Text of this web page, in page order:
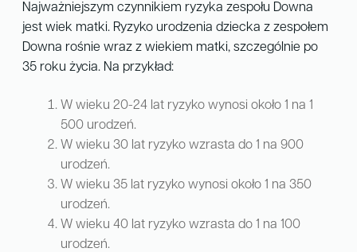
Najważniejszym czynnikiem ryzyka zespołu Downa
jest wiek matki. Ryzyko urodzenia dziecka z zespołem
Downa rośnie wraz z wiekiem matki, szczególnie po
35 roku życia. Na przykład:
W wieku 20-24 lat ryzyko wynosi około 1 na 1
500 urodzeń.
W wieku 30 lat ryzyko wzrasta do 1 na 900
urodzeń.
W wieku 35 lat ryzyko wynosi około 1 na 350
urodzeń.
W wieku 40 lat ryzyko wzrasta do 1 na 100
urodzeń.